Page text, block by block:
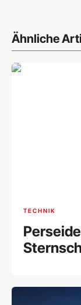
Ähnliche
TECHNIK